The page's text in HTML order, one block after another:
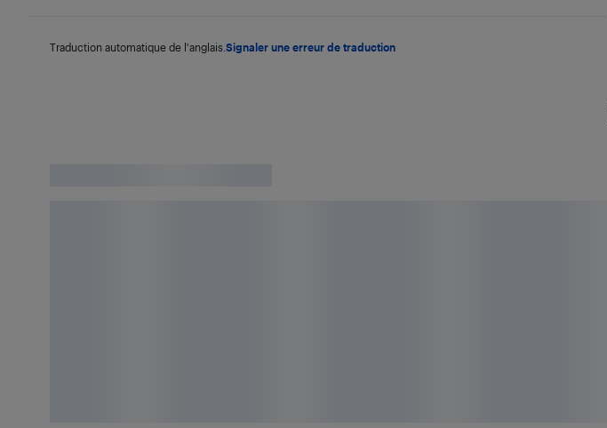
Traduction automatique de l'anglais. Signaler une erreur de traduction